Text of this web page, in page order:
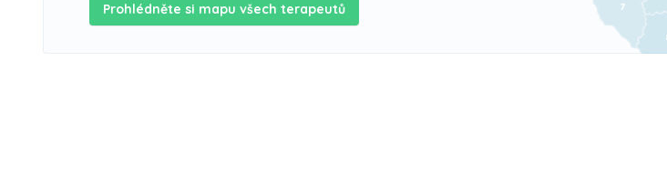
Prohlédněte si mapu všech terapeutů